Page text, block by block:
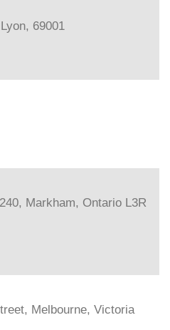
69001
Markham, Ontario L3R
Melbourne, Victoria